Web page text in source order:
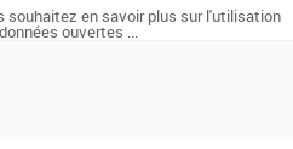
souhaitez en savoir plus sur l'utilisation
ouvertes ...